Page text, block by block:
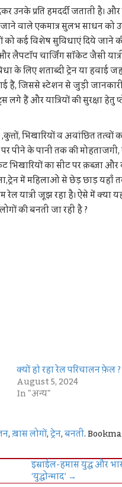
उनके प्रति हमदर्दी जताती है।
वाले एकमात्र सुलभ साधन को
को कई विशेष सुविधाएं दिये जाने
चार्जिंग सॉकेट जैसी
के लिए शताब्दी ट्रेन या हवाई
हैं, जिससे स्टेशन से जुड़ी
लगे हैं और यात्रियों की सुरक्षा हेतु
भिखारियों व अवांछित तत्वों
पीने के पानी तक की मोहताजगी,
भिखारियों का सीट पर क़ब्ज़ा
में महिलाओं से छेड़ छाड़ यहाँ
यात्री जूझ रहा है। ऐसे में क्या
की बनती जा रही है ?
क्यों हो रहा रेल परिचालन फ़ेल ?
August 5, 2024
In "अन्य"
,ख़ास लोगों,ट्रेन,बनती.
इस्राईल-हमास युद्ध और
‘युद्धोन्माद’ →